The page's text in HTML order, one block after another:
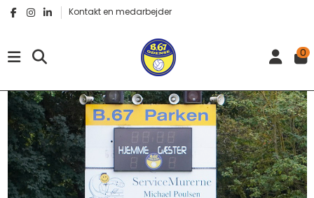
Kontakt en medarbejder
0